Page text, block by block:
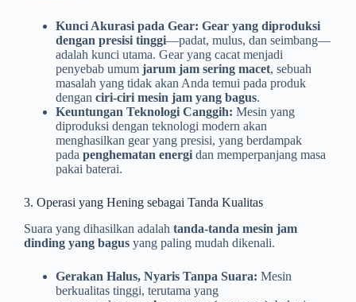
Kunci Akurasi pada Gear: Gear yang diproduksi
dengan presisi tinggi—padat, mulus, dan seimbang—
adalah kunci utama. Gear yang cacat menjadi
penyebab umum jarum jam sering macet, sebuah
masalah yang tidak akan Anda temui pada produk
dengan ciri-ciri mesin jam yang bagus.
Keuntungan Teknologi Canggih: Mesin yang
diproduksi dengan teknologi modern akan
menghasilkan gear yang presisi, yang berdampak
pada penghematan energi dan memperpanjang masa
pakai baterai.
3. Operasi yang Hening sebagai Tanda Kualitas
Suara yang dihasilkan adalah tanda-tanda mesin jam
dinding yang bagus yang paling mudah dikenali.
Gerakan Halus, Nyaris Tanpa Suara: Mesin
berkualitas tinggi, terutama yang